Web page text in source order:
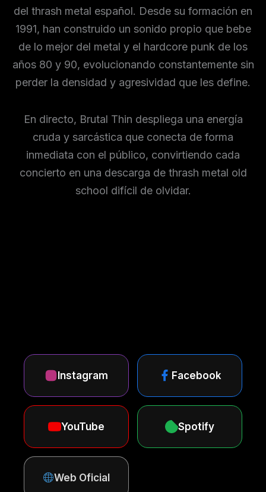
del thrash metal español. Desde su formación en
1991, han construido un sonido propio que bebe
de lo mejor del metal y el hardcore punk de los
años 80 y 90, evolucionando constantemente sin
perder la densidad y agresividad que les define.
En directo, Brutal Thin despliega una energía
cruda y sarcástica que conecta de forma
inmediata con el público, convirtiendo cada
concierto en una descarga de thrash metal old
school difícil de olvidar.
Instagram Facebook
YouTube Spotify
Web Oficial